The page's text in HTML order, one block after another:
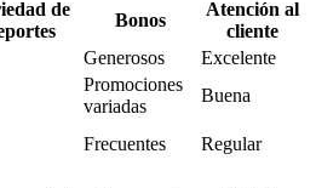
de
Bonos
Atención al
cliente
Generosos
Excelente
Promociones
variadas
Buena
Frecuentes Regular